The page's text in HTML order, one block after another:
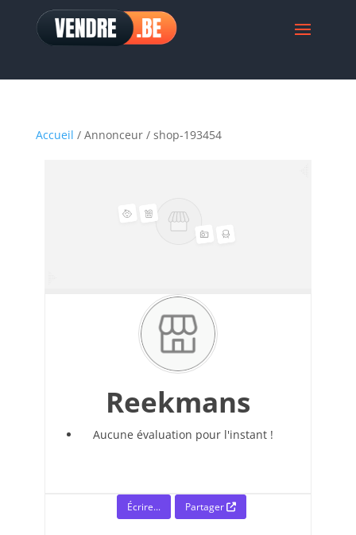
Accueil / Annonceur / shop-193454
Reekmans
Aucune évaluation pour l'instant !
Partager
Écrire...